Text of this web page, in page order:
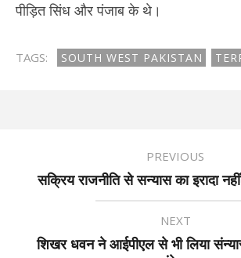
पीड़ित सिंध और पंजाब के थे।
TAGS: SOUTH WEST PAKISTAN
PREVIOUS
सक्रिय राजनीति से सन्यास का इरादा
NEXT
शिखर धवन ने आईपीएल से भी लिया